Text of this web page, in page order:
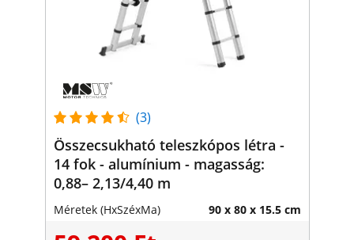
(3)
Összecsukható teleszkópos létra -
14 fok - alumínium - magasság:
0,88– 2,13/4,40 m
Méretek (HxSzéxMa) 90 x 80 x 15.5 cm